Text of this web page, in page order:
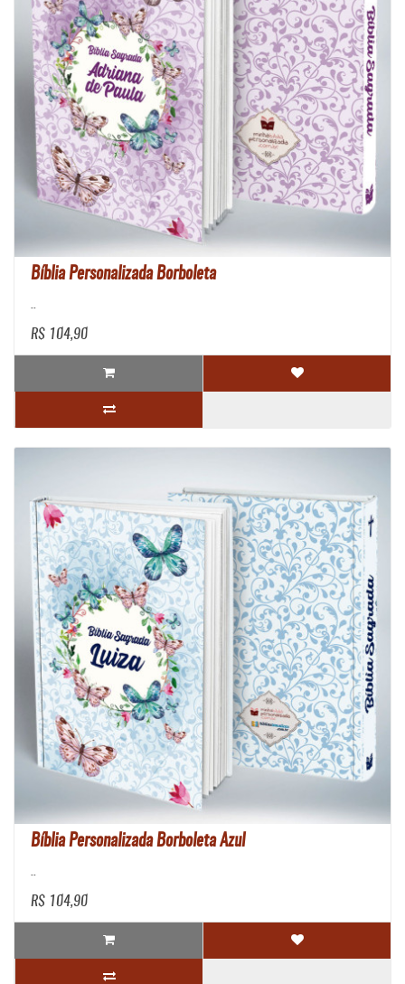
Bíblia Personalizada Borboleta
..
R$ 104,90
Bíblia Personalizada Borboleta Azul
..
R$ 104,90